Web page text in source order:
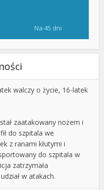
Na 45 dni
walczy o życie, 16-latek
zaatakowany nożem i
do szpitala we
z ranami kłutymi i
do szpitala w
zatrzymała
w atakach.